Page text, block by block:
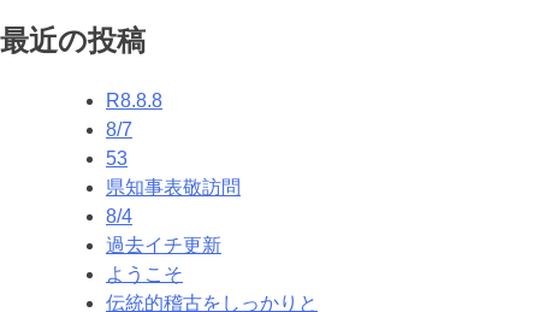
稿
最近の投稿
R8.8.8
8/7
53
県知事表敬訪問
8/4
過去イチ更新
ようこそ
伝統的稽古をしっかりと